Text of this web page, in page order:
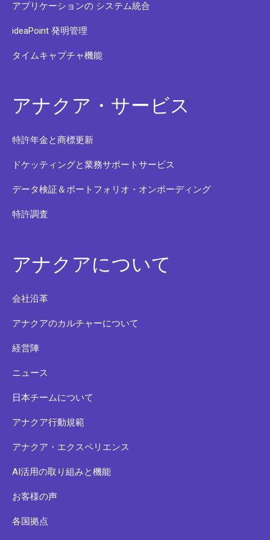
アプリケーションの システム統合
ideaPoint 発明管理
タイムキャプチャ機能
アナクア・サービス
特許年金と商標更新
ドケッティングと業務サポートサービス
データ検証＆ポートフォリオ・オンボーディング
特許調査
アナクアについて
会社沿革
アナクアのカルチャーについて
経営陣
ニュース
日本チームについて
アナクア行動規範
アナクア・エクスペリエンス
AI活用の取り組みと機能
お客様の声
各国拠点